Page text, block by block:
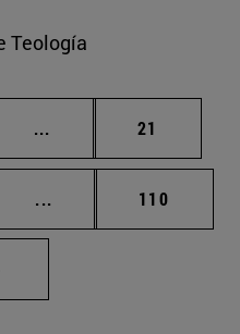
Teología
... Páginas intermedias
Página
21
... Páginas intermedias
Página
110